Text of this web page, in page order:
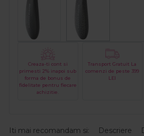
Creaza-ti cont si
primesti 2% inapoi sub
forma de bonus de
fidelitate pentru fiecare
achizitie.
Transport Gratuit La
comenzi de peste 399
LEI
Iti mai recomandam si: Descriere